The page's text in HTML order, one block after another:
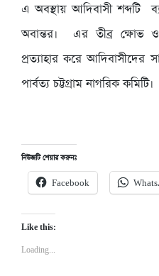
এ অবস্থায় আদিবাসী শব্দটি
অবান্তর। এর তীব্র ক্ষোভ ও
প্রত্যাহার করে আদিবাসীদের
পার্বত্য চট্টগ্রাম নাগরিক কমিটি।
নিউজটি শেয়ার করুনঃ
Facebook
Like this:
Loading...